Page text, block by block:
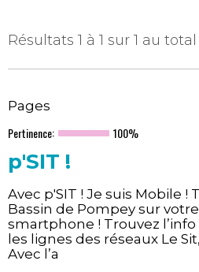
Résultats 1 à 1 sur 1 au total
Pages
Pertinence: 100%
p'SIT !
Avec p'SIT ! Je suis Mobile !
Bassin de Pompey sur
smartphone ! Trouvez
les lignes des réseaux Le
Avec l’a